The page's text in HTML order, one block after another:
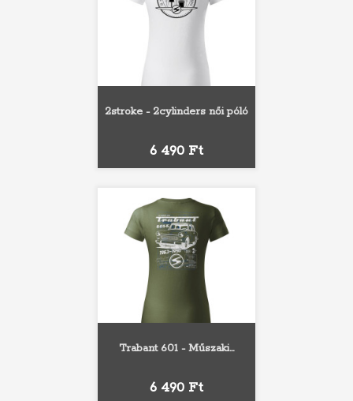
2stroke - 2cylinders női póló
Ár
6 490 Ft
Trabant 601 - Műszaki...
Ár
6 490 Ft